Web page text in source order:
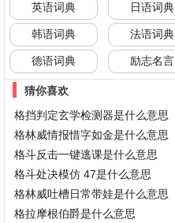
英语词典 日语词典
韩语词典 法语词典
德语词典 励志名言
猜你喜欢
格挡判定玄学检测器是什么意思
格林威情报惜字如金是什么意思
格斗反击一键逃课是什么意思
格斗处决模仿 47是什么意思
格林威吐槽日常带娃是什么意思
格拉摩根伯爵是什么意思